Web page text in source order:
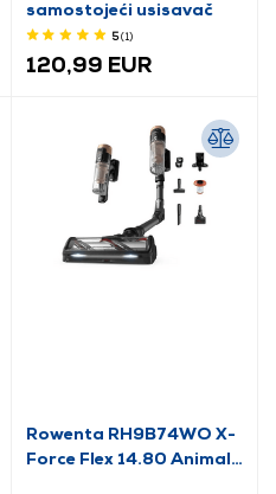
samostojeći usisavač
5(1)
120,99 EUR
Rowenta RH9B74WO X-
Force Flex 14.80 Animal